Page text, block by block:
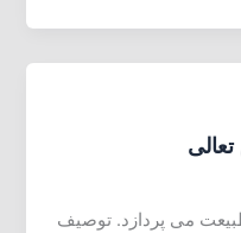
می پردازد. توصیف